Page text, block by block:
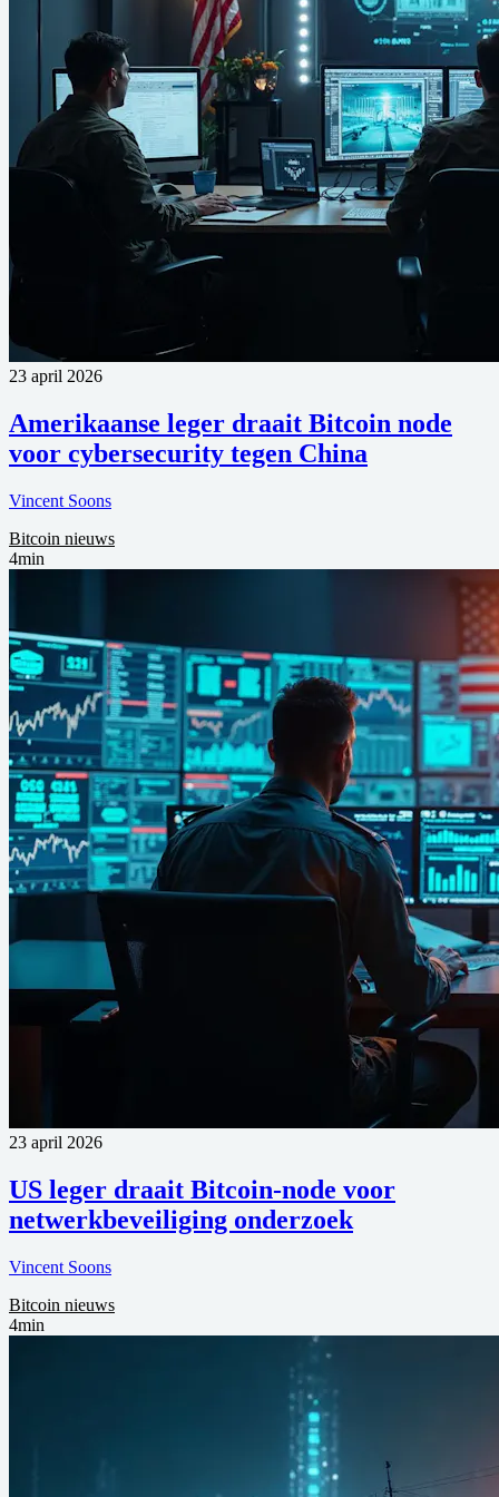
23 april 2026
Amerikaanse leger draait Bitcoin node
voor cybersecurity tegen China
Vincent Soons
Bitcoin nieuws
4min
23 april 2026
US leger draait Bitcoin-node voor
netwerkbeveiliging onderzoek
Vincent Soons
Bitcoin nieuws
4min